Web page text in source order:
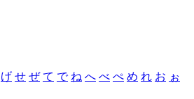
げ せ ぜ て で ね へ べ ぺ め れ お ぉ